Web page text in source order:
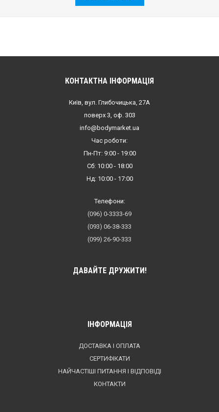
КОНТАКТНА ІНФОРМАЦІЯ
Київ, вул. Глибочицька, 27А
поверх 3, оф. 303
info@bodymarket.ua
Час роботи:
Пн-Пт: 9:00 - 19:00
Сб: 10:00 - 18:00
Нд: 10:00 - 17:00
Телефони:
(096) 0-3333-69
(093) 06-38-333
(099) 26-90-333
ДАВАЙТЕ ДРУЖИТИ!
ІНФОРМАЦІЯ
ДОСТАВКА І ОПЛАТА
СЕРТИФІКАТИ
НАЙЧАСТІШІ ПИТАННЯ І ВІДПОВІДІ
КОНТАКТИ